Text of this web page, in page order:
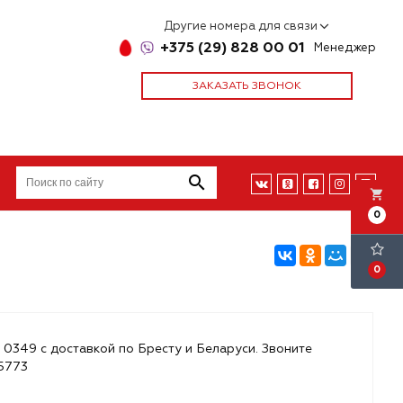
Другие номера для связи
+375 (29) 828 00 01 Менеджер
ЗАКАЗАТЬ ЗВОНОК
local_grocery_store
0
0
с доставкой по Бресту и Беларуси. Звоните